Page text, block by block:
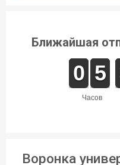
Ближайшая
часов
9
9
0
0 4
4
5
5
Воронка